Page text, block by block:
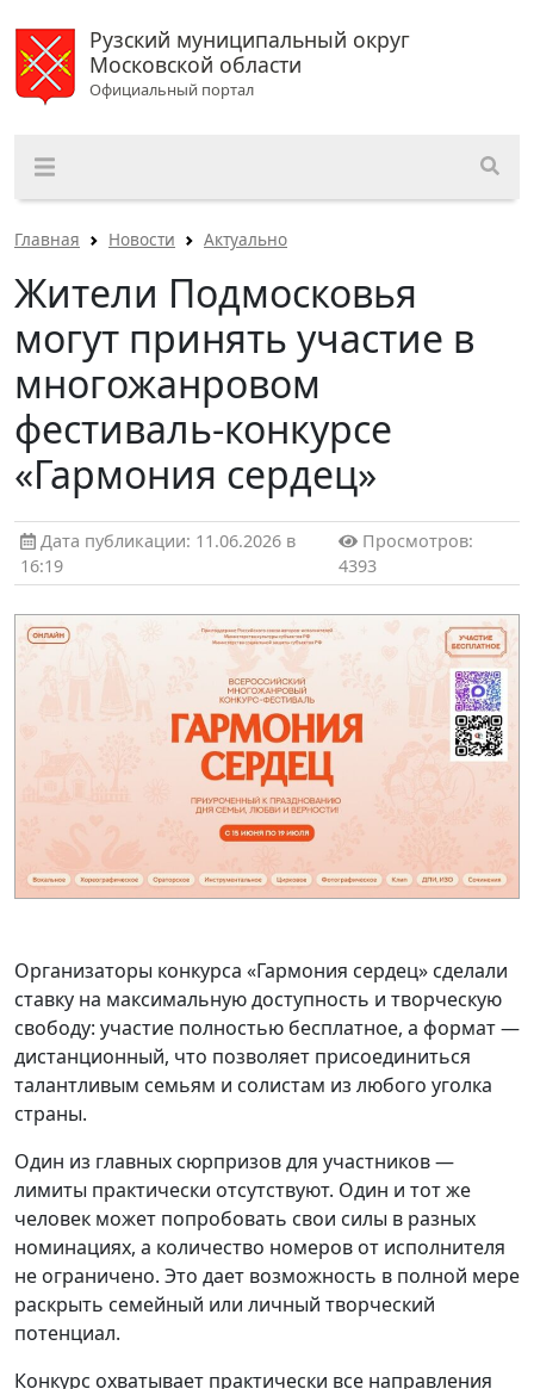
Рузский муниципальный округ
Московской области
Официальный портал
Главная Новости Актуально
Жители Подмосковья
могут принять участие в
многожанровом
фестиваль-конкурсе
«Гармония сердец»
Дата публикации: 11.06.2026 в
16:19
Просмотров:
4393
Организаторы конкурса «Гармония сердец» сделали
ставку на максимальную доступность и творческую
свободу: участие полностью бесплатное, а формат —
дистанционный, что позволяет присоединиться
талантливым семьям и солистам из любого уголка
страны.
Один из главных сюрпризов для участников —
лимиты практически отсутствуют. Один и тот же
человек может попробовать свои силы в разных
номинациях, а количество номеров от исполнителя
не ограничено. Это дает возможность в полной мере
раскрыть семейный или личный творческий
потенциал.
Конкурс охватывает практически все направления